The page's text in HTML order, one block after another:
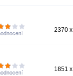
2370 x
1851 x